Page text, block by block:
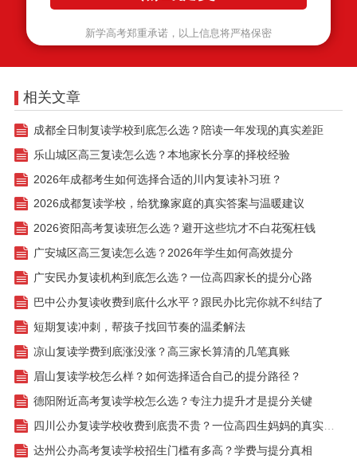
新学高考郑重承诺，以上信息将严格保密
相关文章
成都全日制复读学校到底怎么选？陪读一年发现的真实差距
乐山城区高三复读怎么选？本地家长分享的择校经验
2026年成都考生如何选择合适的川内复读补习班？
2026成都复读学校，给犹豫家庭的真实答案与温暖建议
2026资阳高考复读班怎么选？避开这些坑才不白花冤枉钱
广安城区高三复读怎么选？2026年学生如何高效提分
广安民办复读机构到底怎么选？一位高四家长的提分心路
巴中公办复读收费到底什么水平？跟民办比完你就不纠结了
短期复读冲刺，帮孩子找回节奏的温柔解法
凉山复读学费到底涨没涨？高三家长算清的几笔真账
眉山复读学校怎么样？如何选择适合自己的提分路径？
德阳附近高考复读学校怎么选？专注力提升才是提分关键
四川公办复读学校收费到底贵不贵？一位高四生妈妈的真实账单
达州公办高考复读学校招生门槛有多高？学费与提分真相